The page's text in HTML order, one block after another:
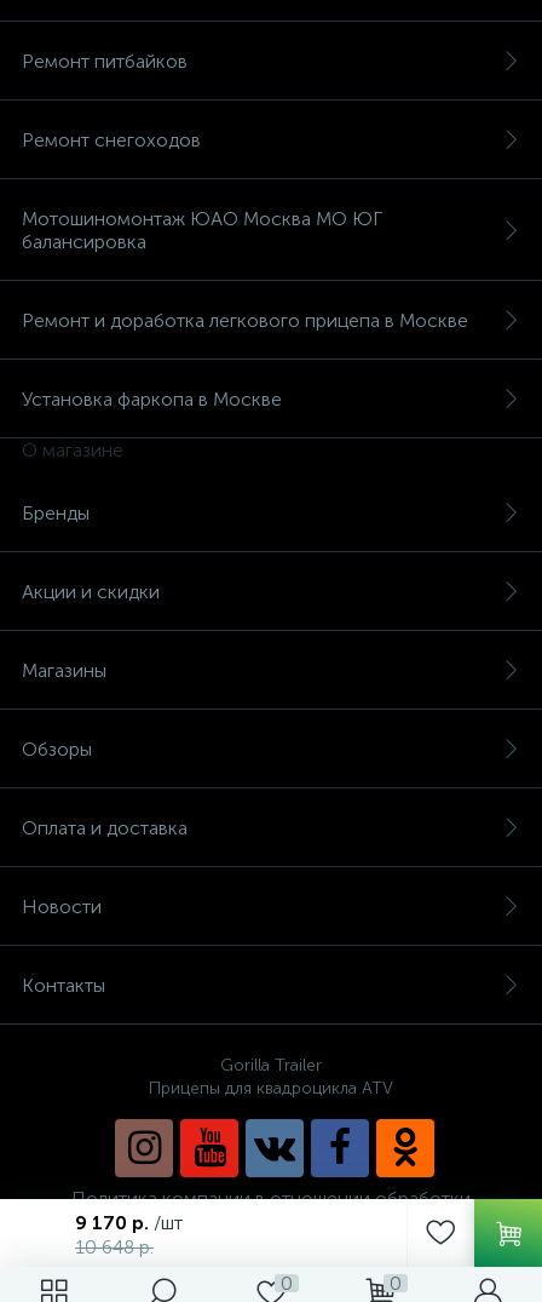
0 0
9 170 р. /шт
10 648 р.
Ремонт питбайков
Ремонт снегоходов
Мотошиномонтаж ЮАО Москва МО ЮГ
балансировка
Ремонт и доработка легкового прицепа в Москве
Установка фаркопа в Москве
О магазине
Бренды
Акции и скидки
Магазины
Обзоры
Оплата и доставка
Новости
Контакты
Gorilla Trailer
Прицепы для квадроцикла ATV
Политика компании в отношении обработки
персональных данных